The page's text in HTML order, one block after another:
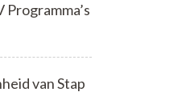
van Stap